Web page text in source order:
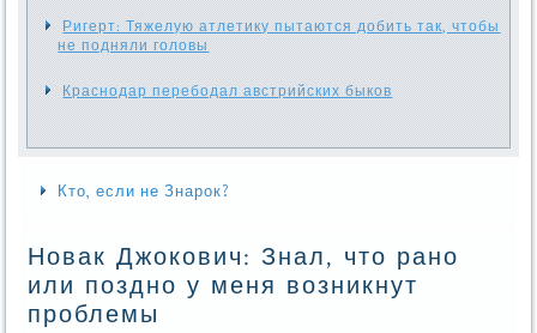
Ригерт: Тяжелую атлетику пытаются добить так, чтобы
не подняли головы
Краснодар перебодал австрийских быков
Кто, если не Знарок?
Новак Джокович: Знал, что рано
или поздно у меня возникнут
проблемы